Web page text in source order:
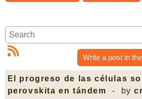
Write a post in
El progreso de las células
perovskita en tándem - by